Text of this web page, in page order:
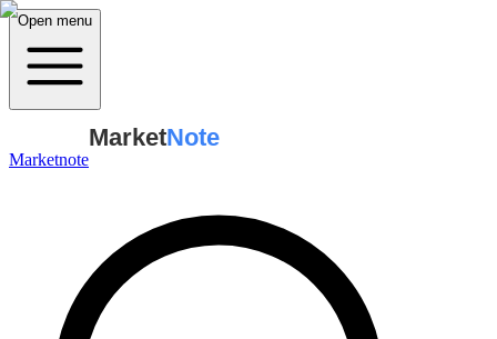
Open menu
Marketnote
MarketNote